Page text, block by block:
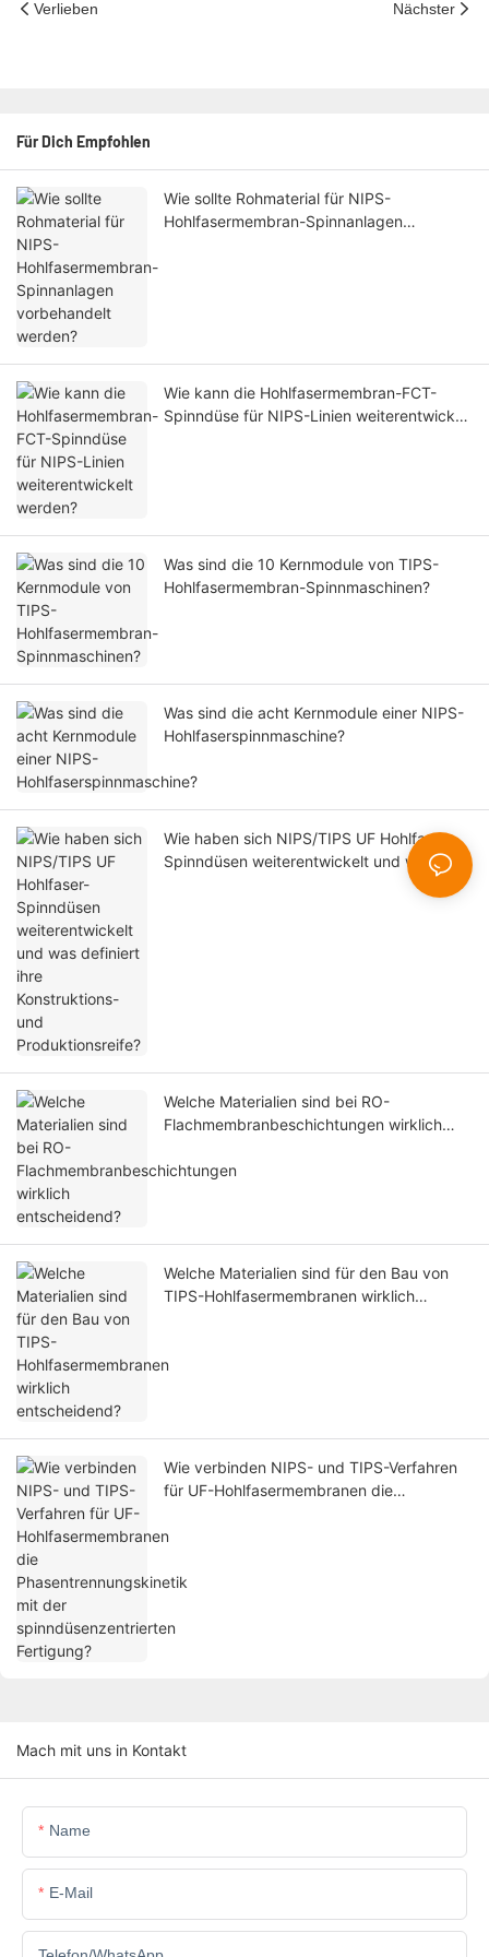
Verlieben Nächster
Für Dich Empfohlen
Wie sollte Rohmaterial für NIPS-
Hohlfasermembran-Spinnanlagen
Wie kann die Hohlfasermembran-FCT-
Spinndüse für NIPS-Linien weiterentwickelt
Was sind die 10 Kernmodule von TIPS-
Hohlfasermembran-Spinnmaschinen?
Was sind die acht Kernmodule einer NIPS-
Hohlfaserspinnmaschine?
Wie haben sich NIPS/TIPS UF Hohlfaser-
Spinndüsen weiterentwickelt und was
Welche Materialien sind bei RO-
Flachmembranbeschichtungen wirklich
Welche Materialien sind für den Bau von
TIPS-Hohlfasermembranen wirklich
Wie verbinden NIPS- und TIPS-Verfahren
für UF-Hohlfasermembranen die
spinndüsenzentrierten Fertigung?
Mach mit uns in Kontakt
Name
E-Mail